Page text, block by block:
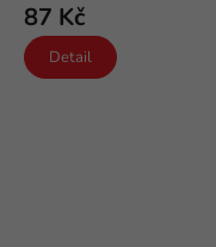
87 Kč
Detail